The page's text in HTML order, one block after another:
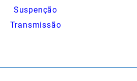
Suspenção
Transmissão